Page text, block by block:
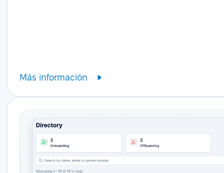
Más información